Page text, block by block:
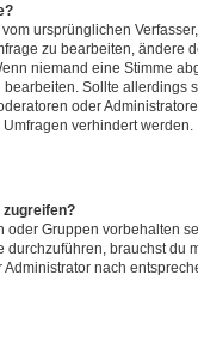
ursprünglichen
zu bearbeiten, ändere
niemand eine Stimme
Sollte allerdings
oder
verhindert werden.
zugreifen?
oder Gruppen vorbehalten
brauchst du
nach